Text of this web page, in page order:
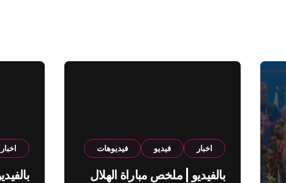
اخبار فيديو فيديوهات
بالفيديو | ملخص مباراة الهلال
اخبار